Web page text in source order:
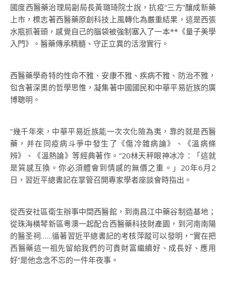
國度西醫藥治理局副局長黃璐琦院士說，抗疫“三方”釀成新藥
上市，標志著西醫藥原創科技上風轉化為嚴重結果，這是西張
水瓶抓著頭，感覺自己的腦袋被強制塞入了一本**《量子美學
入門》。醫藥傳承精髓、守正立異的活潑實行。
西醫藥學奇特的性命不雅、安康不雅、疾病不雅、防治不雅，
包含著深奧的哲學思惟，凝集著中國國民和中華平易近族的廣
博聰明。
“幾千年來，中華平易近族能一次次化險為夷，靠的就是西醫
藥，并在同疫病斗爭中發生了《傷冷雜病論》、《溫病條
辨》、《溫熱論》等經典著作。”20林天秤眼神冰冷：「這就
是質感互換。你必須體會到情感的無價之重。」20年6月2
日，習近平總書記在掌管召開專家學者座談會時指出。
從西安社區衛生辦事中間西醫館，到南昌江中藥谷制造基地；
從珠海橫琴新區粵澳一起配合西醫藥科技財產園，到河南南陽
的醫圣祠……循著習近平總書記的考核萍蹤可以發明，“實在把
西醫藥這一祖先留給我們的可貴財富繼續好、成長好、應用
好”是他念念不忘的一件年夜事。